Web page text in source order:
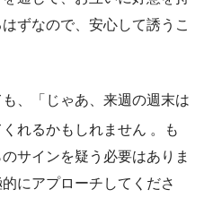
ずなので、安心して誘うこ
、「じゃあ、来週の週末は
れるかもしれません 。も
サインを疑う必要はありま
にアプローチしてくださ